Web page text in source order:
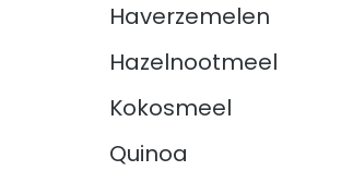
Haverzemelen
Hazelnootmeel
Kokosmeel
Quinoa